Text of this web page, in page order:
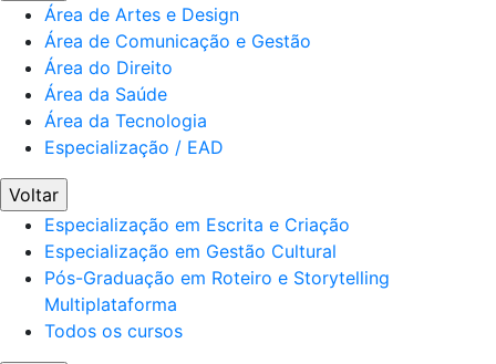
Área de Artes e Design
Área de Comunicação e Gestão
Área do Direito
Área da Saúde
Área da Tecnologia
Especialização / EAD
Voltar
Especialização em Escrita e Criação
Especialização em Gestão Cultural
Pós-Graduação em Roteiro e Storytelling
Multiplataforma
Todos os cursos